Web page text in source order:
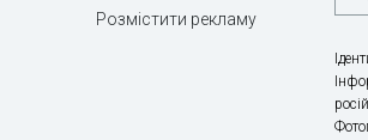
Розмістити рекламу